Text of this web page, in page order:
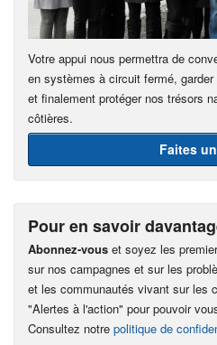
Votre appui nous permettra de
en systèmes à circuit fermé,
et finalement protéger nos trésors
côtières.
Faites
Pour en savoir
Abonnez-vous et soyez les
sur nos campagnes et sur les
et les communautés vivant sur les
"Alertes à l'action" pour pouvoir
Consultez notre politique de